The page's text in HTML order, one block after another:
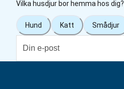
Vilka husdjur bor hemma hos dig?
Hund Katt Smådjur